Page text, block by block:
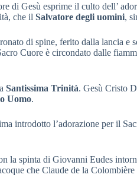
di Gesù esprime il culto dell’
che il Salvatore degli uomini,
di spine, ferito dalla lancia e
Cuore è circondato dalle
Santissima Trinità. Gesù Cristo
Uomo.
introdotto l’adorazione per il
la spinta di Giovanni Eudes
che Claude de la Colombière